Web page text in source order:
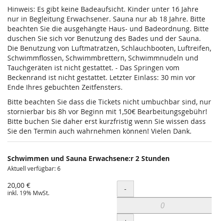
Hinweis: Es gibt keine Badeaufsicht. Kinder unter 16 Jahre
nur in Begleitung Erwachsener. Sauna nur ab 18 Jahre. Bitte
beachten Sie die ausgehängte Haus- und Badeordnung. Bitte
duschen Sie sich vor Benutzung des Bades und der Sauna.
Die Benutzung von Luftmatratzen, Schlauchbooten, Luftreifen,
Schwimmflossen, Schwimmbrettern, Schwimmnudeln und
Tauchgeräten ist nicht gestattet. - Das Springen vom
Beckenrand ist nicht gestattet. Letzter Einlass: 30 min vor
Ende Ihres gebuchten Zeitfensters.
Bitte beachten Sie dass die Tickets nicht umbuchbar sind, nur
stornierbar bis 8h vor Beginn mit 1,50€ Bearbeitungsgebühr!
Bitte buchen Sie daher erst kurzfristig wenn Sie wissen dass
Sie den Termin auch wahrnehmen können! Vielen Dank.
Schwimmen und Sauna Erwachsene:r 2 Stunden
Aktuell verfügbar: 6
20,00 €
inkl. 19% MwSt. Menge
-